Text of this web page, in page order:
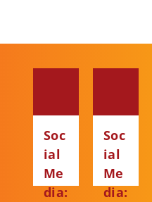
Soc
ial
Me
dia:
Soc
ial
Me
dia: